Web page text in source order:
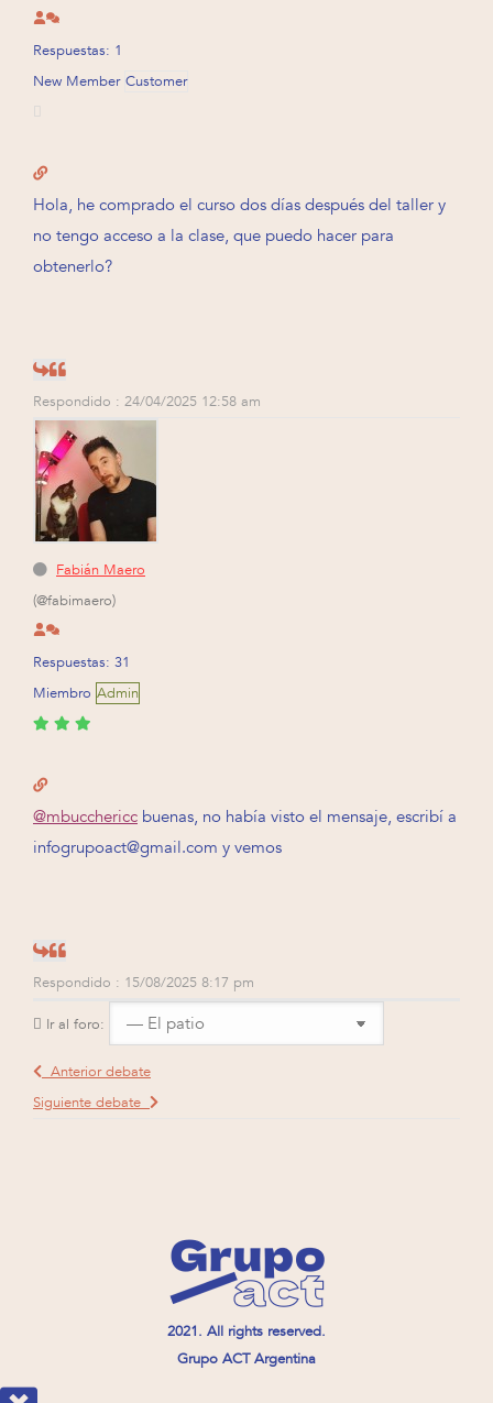
Respuestas: 1
New Member Customer
Hola, he comprado el curso dos días después del taller y
no tengo acceso a la clase, que puedo hacer para
obtenerlo?
Respondido : 24/04/2025 12:58 am
Fabián Maero
(@fabimaero)
Respuestas: 31
Miembro Admin
@mbucchericc buenas, no había visto el mensaje, escribí a
infogrupoact@gmail.com y vemos
Respondido : 15/08/2025 8:17 pm
Ir al foro:
Anterior debate
Siguiente debate
2021. All rights reserved.
Grupo ACT Argentina